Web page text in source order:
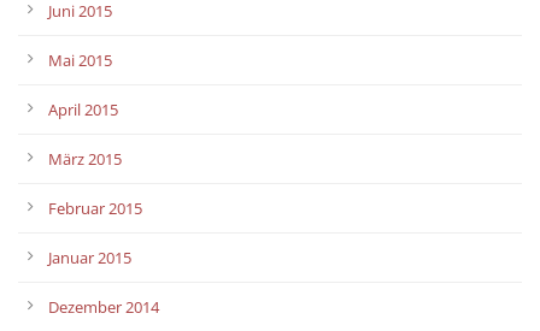
Juni 2015
Mai 2015
April 2015
März 2015
Februar 2015
Januar 2015
Dezember 2014